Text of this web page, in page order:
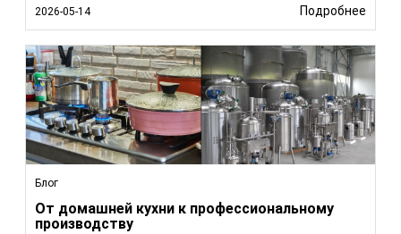
2026-05-14
Подробнее
Блог
От домашней кухни к профессиональному
производству